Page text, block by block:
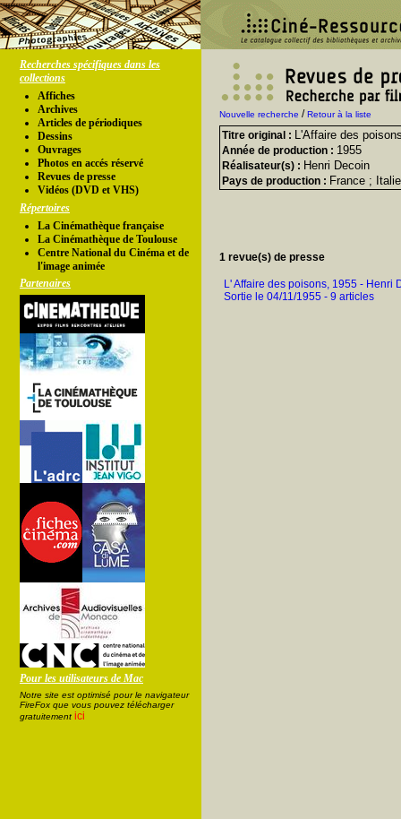
Recherches spécifiques dans les
collections
Affiches
Archives
Articles de périodiques
Dessins
Ouvrages
Photos en accés réservé
Revues de presse
Vidéos (DVD et VHS)
Répertoires
La Cinémathèque française
La Cinémathèque de Toulouse
Centre National du Cinéma et de
l'image animée
Partenaires
Pour les utilisateurs de Mac
Notre site est optimisé pour le navigateur
FireFox que vous pouvez télécharger
gratuitement ici
Nouvelle recherche /Retour à la liste
Titre original : L'Affaire des
Année de production : 1955
Réalisateur(s) : Henri Decoin
Pays de production : France ; Italie
1 revue(s) de presse
L' Affaire des poisons, 1955 - Henri
Sortie le 04/11/1955 - 9 articles